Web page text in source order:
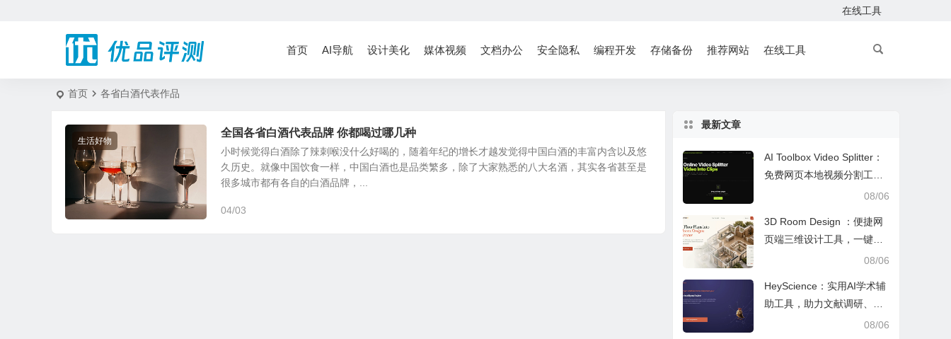
在线工具
首页 AI导航 设计美化 媒体视频 文档办公 安全隐私 编程开发 存储备份 推荐网站 在线工具
首页 各省白酒代表作品
生活好物
全国各省白酒代表品牌 你都喝过哪几种
小时候觉得白酒除了辣刺喉没什么好喝的，随着年纪的增长才越发觉得中国白酒的丰富内含以及悠
久历史。就像中国饮食一样，中国白酒也是品类繁多，除了大家熟悉的八大名酒，其实各省甚至是
很多城市都有各自的白酒品牌，...
04/03
最新文章
AI Toolbox Video Splitter：
免费网页本地视频分割工
具，多模式裁切高清视频且
08/06
3D Room Design ：便捷网
页端三维设计工具，一键户
型建模、实时改色布景助力
08/06
HeyScience：实用AI学术辅
助工具，助力文献调研、论
文审阅与日常学业研究工作
08/06